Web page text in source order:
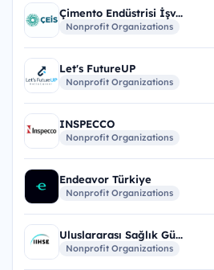
Çimento Endüstrisi İşv...
Nonprofit Organizations
Let's FutureUP
Nonprofit Organizations
INSPECCO
Nonprofit Organizations
Endeavor Türkiye
Nonprofit Organizations
Uluslararası Sağlık Gü...
Nonprofit Organizations